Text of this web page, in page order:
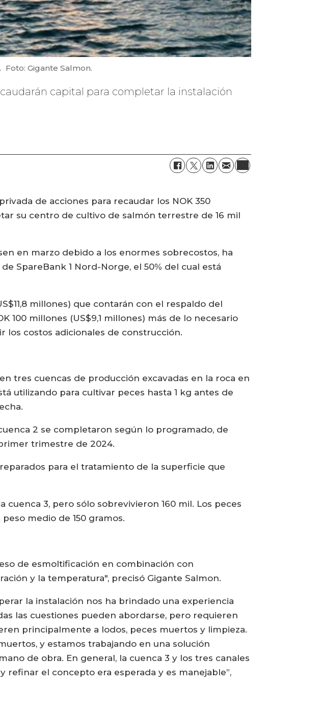
Foto: Gigante Salmon.
capital para completar la instalación
de acciones para recaudar los NOK 350
su centro de cultivo de salmón terrestre de 16 mil
en marzo debido a los enormes sobrecostos, ha
SpareBank 1 Nord-Norge, el 50% del cual está
millones) que contarán con el respaldo del
100 millones (US$9,1 millones) más de lo necesario
los costos adicionales de construcción.
tres cuencas de producción excavadas en la roca en
utilizando para cultivar peces hasta 1 kg antes de
2 se completaron según lo programado, de
trimestre de 2024.
para el tratamiento de la superficie que
3, pero sólo sobrevivieron 160 mil. Los peces
medio de 150 gramos.
de esmoltificación en combinación con
y la temperatura", precisó Gigante Salmon.
la instalación nos ha brindado una experiencia
las cuestiones pueden abordarse, pero requieren
principalmente a lodos, peces muertos y limpieza.
y estamos trabajando en una solución
de obra. En general, la cuenca 3 y los tres canales
refinar el concepto era esperada y es manejable”,